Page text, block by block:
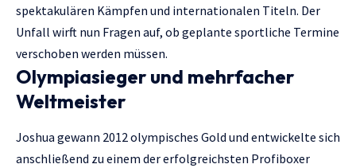
spektakulären Kämpfen und internationalen Titeln. Der
Unfall wirft nun Fragen auf, ob geplante sportliche Termine
verschoben werden müssen.
Olympiasieger und mehrfacher
Weltmeister
Joshua gewann 2012 olympisches Gold und entwickelte sich
anschließend zu einem der erfolgreichsten Profiboxer